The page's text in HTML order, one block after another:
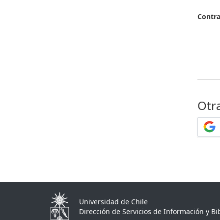
Universidad de Chile
Dirección de Servicios de Información y